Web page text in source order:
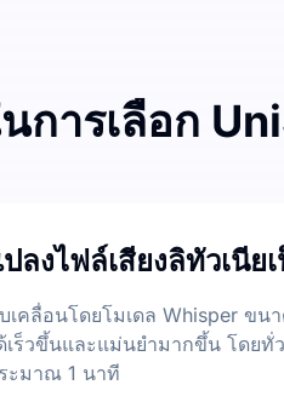
การเลือก
ล์ ไม่มีข้อจำกัดเกี่ยวกับควา
วยให้คุณสามารถดึงข้อมูลที่ส
ลงไฟล์เสียงลิทัวเนีย
เคลื่อนโดยโมเดล Whisper ขน
เร็วขึ้นและแม่นยำมากขึ้น โดยทั่
ะมาณ 1 นาที